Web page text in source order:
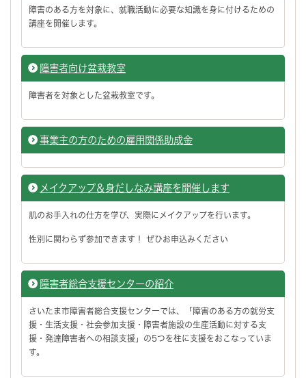
障害のある方を対象に、就職活動に必要な知識を身に付けるための
講座を開催します。
障害者向け盆栽教室
障害者を対象とした盆栽教室です。
事業主の方のための雇用関係助成金
メイクアップ＆身だしなみ講座を開催します
肌のお手入れの仕方を学び、実際にメイクアップを行います。
性別に関わらず参加できます！ ぜひお申込みください
障害者総合支援センターの紹介
さいたま市障害者総合支援センターでは、「障害のある方の就労支
援・生活支援・社会参加支援・障害者施設の生産活動に対する支
援・発達障害者への相談支援」の5つを柱に支援をおこなっていま
す。